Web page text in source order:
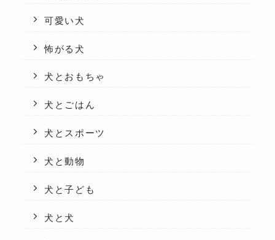
可愛い犬
怖がる犬
犬とおもちゃ
犬とごはん
犬とスポーツ
犬と動物
犬と子ども
犬と犬